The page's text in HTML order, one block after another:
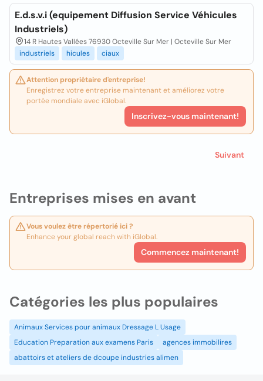
Entreprises mises en avant
Vous voulez être répertorié ici ?
Enhance your global reach with iGlobal.
Commencez maintenant!
E.d.s.v.i (equipement Diffusion Service Véhicules
Industriels)
14 R Hautes Vallées 76930 Octeville Sur Mer | Octeville Sur Mer
industriels
hicules ciaux
Attention propriétaire d'entreprise!
Enregistrez votre entreprise maintenant et améliorez votre
portée mondiale avec iGlobal.
Inscrivez-vous maintenant!
Suivant
Catégories les plus populaires
Animaux Services pour animaux Dressage L Usage
Education Preparation aux examens Paris
agences immobilires
abattoirs et ateliers de dcoupe industries alimen